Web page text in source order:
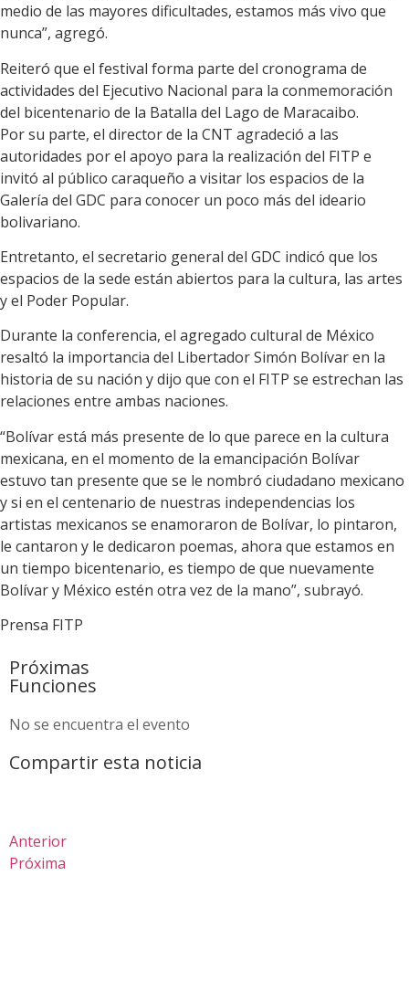
medio de las mayores dificultades, estamos más vivo que
nunca”, agregó.
Reiteró que el festival forma parte del cronograma de
actividades del Ejecutivo Nacional para la conmemoración
del bicentenario de la Batalla del Lago de Maracaibo.
Por su parte, el director de la CNT agradeció a las
autoridades por el apoyo para la realización del FITP e
invitó al público caraqueño a visitar los espacios de la
Galería del GDC para conocer un poco más del ideario
bolivariano.
Entretanto, el secretario general del GDC indicó que los
espacios de la sede están abiertos para la cultura, las artes
y el Poder Popular.
Durante la conferencia, el agregado cultural de México
resaltó la importancia del Libertador Simón Bolívar en la
historia de su nación y dijo que con el FITP se estrechan las
relaciones entre ambas naciones.
“Bolívar está más presente de lo que parece en la cultura
mexicana, en el momento de la emancipación Bolívar
estuvo tan presente que se le nombró ciudadano mexicano
y si en el centenario de nuestras independencias los
artistas mexicanos se enamoraron de Bolívar, lo pintaron,
le cantaron y le dedicaron poemas, ahora que estamos en
un tiempo bicentenario, es tiempo de que nuevamente
Bolívar y México estén otra vez de la mano”, subrayó.
Prensa FITP
Próximas
Funciones
No se encuentra el evento
Compartir esta noticia
Anterior
Próxima